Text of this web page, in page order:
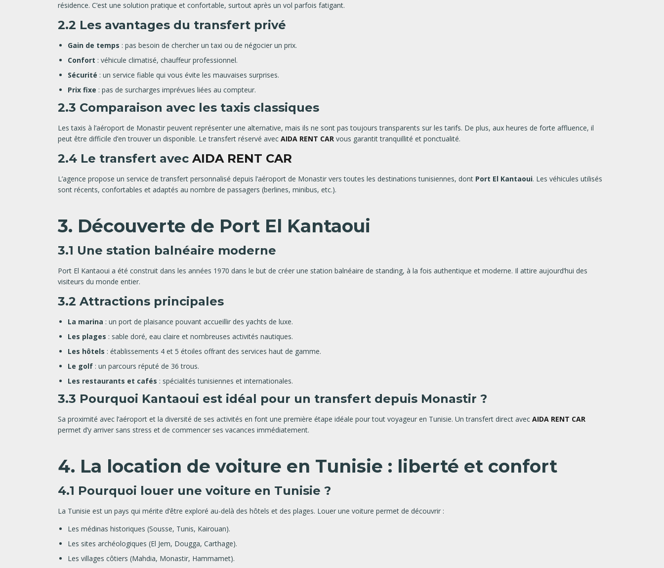
résidence. C’est une solution pratique et confortable, surtout après un vol parfois fatigant.
2.2 Les avantages du transfert privé
Gain de temps : pas besoin de chercher un taxi ou de négocier un prix.
Confort : véhicule climatisé, chauffeur professionnel.
Sécurité : un service fiable qui vous évite les mauvaises surprises.
Prix fixe : pas de surcharges imprévues liées au compteur.
2.3 Comparaison avec les taxis classiques
Les taxis à l’aéroport de Monastir peuvent représenter une alternative, mais ils ne sont pas toujours transparents sur les tarifs. De plus, aux heures de forte affluence, il
peut être difficile d’en trouver un disponible. Le transfert réservé avec AIDA RENT CAR vous garantit tranquillité et ponctualité.
2.4 Le transfert avec AIDA RENT CAR
L’agence propose un service de transfert personnalisé depuis l’aéroport de Monastir vers toutes les destinations tunisiennes, dont Port El Kantaoui. Les véhicules utilisés
sont récents, confortables et adaptés au nombre de passagers (berlines, minibus, etc.).
3. Découverte de Port El Kantaoui
3.1 Une station balnéaire moderne
Port El Kantaoui a été construit dans les années 1970 dans le but de créer une station balnéaire de standing, à la fois authentique et moderne. Il attire aujourd’hui des
visiteurs du monde entier.
3.2 Attractions principales
La marina : un port de plaisance pouvant accueillir des yachts de luxe.
Les plages : sable doré, eau claire et nombreuses activités nautiques.
Les hôtels : établissements 4 et 5 étoiles offrant des services haut de gamme.
Le golf : un parcours réputé de 36 trous.
Les restaurants et cafés : spécialités tunisiennes et internationales.
3.3 Pourquoi Kantaoui est idéal pour un transfert depuis Monastir ?
Sa proximité avec l’aéroport et la diversité de ses activités en font une première étape idéale pour tout voyageur en Tunisie. Un transfert direct avec AIDA RENT CAR
permet d’y arriver sans stress et de commencer ses vacances immédiatement.
4. La location de voiture en Tunisie : liberté et confort
4.1 Pourquoi louer une voiture en Tunisie ?
La Tunisie est un pays qui mérite d’être exploré au-delà des hôtels et des plages. Louer une voiture permet de découvrir :
Les médinas historiques (Sousse, Tunis, Kairouan).
Les sites archéologiques (El Jem, Dougga, Carthage).
Les villages côtiers (Mahdia, Monastir, Hammamet).